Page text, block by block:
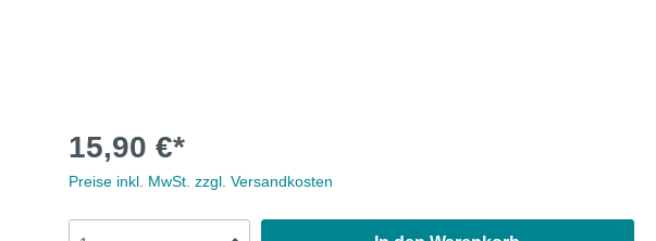
Ersatzteile
MG C
15,90 €*
Preise inkl. MwSt. zzgl. Versandkosten